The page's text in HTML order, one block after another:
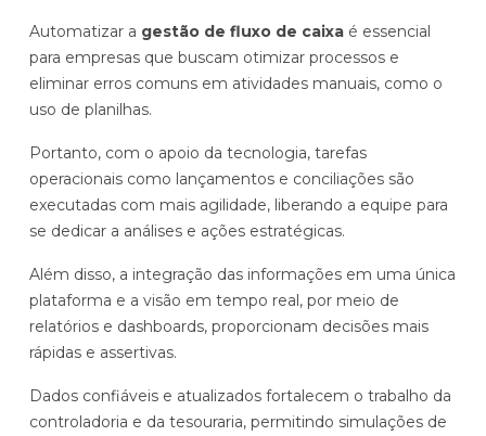
Automatizar a gestão de fluxo de caixa é essencial
para empresas que buscam otimizar processos e
eliminar erros comuns em atividades manuais, como o
uso de planilhas.
Portanto, com o apoio da tecnologia, tarefas
operacionais como lançamentos e conciliações são
executadas com mais agilidade, liberando a equipe para
se dedicar a análises e ações estratégicas.
Além disso, a integração das informações em uma única
plataforma e a visão em tempo real, por meio de
relatórios e dashboards, proporcionam decisões mais
rápidas e assertivas.
Dados confiáveis e atualizados fortalecem o trabalho da
controladoria e da tesouraria, permitindo simulações de